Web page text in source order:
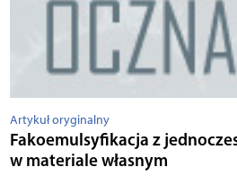
Artykuł oryginalny
Fakoemulsyfikacja z
w materiale własnym